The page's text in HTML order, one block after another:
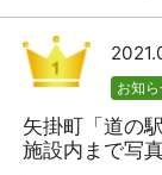
お知
矢掛町「道の
施設内まで写